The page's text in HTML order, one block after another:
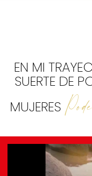
EN MI
SUERTE DE
MUJERES